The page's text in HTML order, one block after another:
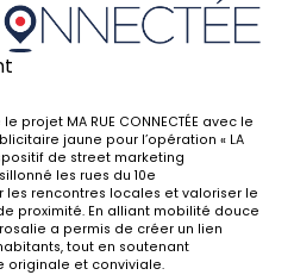
projet MA RUE CONNECTÉE avec le
jaune pour l’opération « LA
de street marketing
les rues du 10e
les rencontres locales et valoriser le
proximité. En alliant mobilité douce
a permis de créer un lien
tout en soutenant
originale et conviviale.